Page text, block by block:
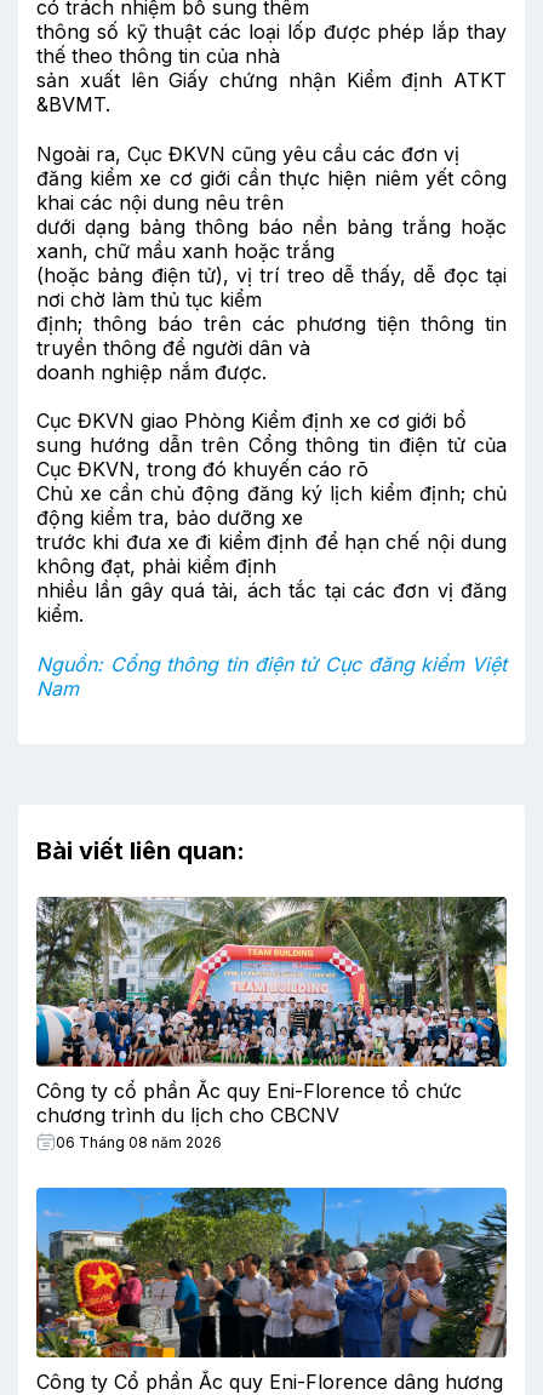
có trách nhiệm bổ sung thêm
thông số kỹ thuật các loại lốp được phép lắp thay
thế theo thông tin của nhà
sản xuất lên Giấy chứng nhận Kiểm định ATKT
&BVMT.
Ngoài ra, Cục ĐKVN cũng yêu cầu các đơn vị
đăng kiểm xe cơ giới cần thực hiện niêm yết công
khai các nội dung nêu trên
dưới dạng bảng thông báo nền bảng trắng hoặc
xanh, chữ mầu xanh hoặc trắng
(hoặc bảng điện tử), vị trí treo dễ thấy, dễ đọc tại
nơi chờ làm thủ tục kiểm
định; thông báo trên các phương tiện thông tin
truyền thông để người dân và
doanh nghiệp nắm được.
Cục ĐKVN giao Phòng Kiểm định xe cơ giới bổ
sung hướng dẫn trên Cổng thông tin điện tử của
Cục ĐKVN, trong đó khuyến cáo rõ
Chủ xe cần chủ động đăng ký lịch kiểm định; chủ
động kiểm tra, bảo dưỡng xe
trước khi đưa xe đi kiểm định để hạn chế nội dung
không đạt, phải kiểm định
nhiều lần gây quá tải, ách tắc tại các đơn vị đăng
kiểm.
Nguồn: Cổng thông tin điện tử Cục đăng kiểm Việt
Nam
Bài viết liên quan:
Công ty cổ phần Ắc quy Eni-Florence tổ chức
chương trình du lịch cho CBCNV
06 Tháng 08 năm 2026
Công ty Cổ phần Ắc quy Eni-Florence dâng hương